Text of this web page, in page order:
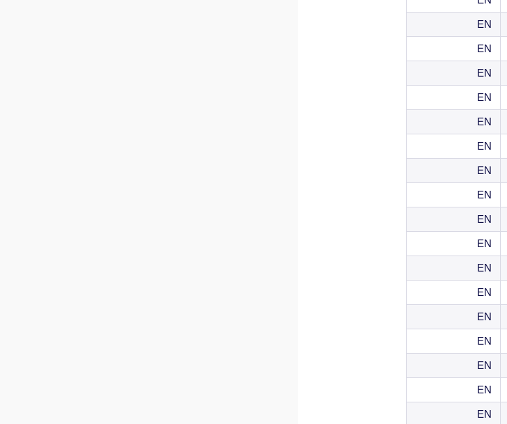
EN
EN
EN
EN
EN
EN
EN
EN
EN
EN
EN
EN
EN
EN
EN
EN
EN